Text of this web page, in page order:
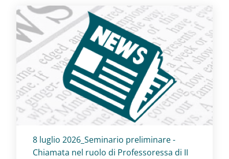
Titolo card:
8 luglio 2026_Seminario preliminare -
Chiamata nel ruolo di Professoressa di II